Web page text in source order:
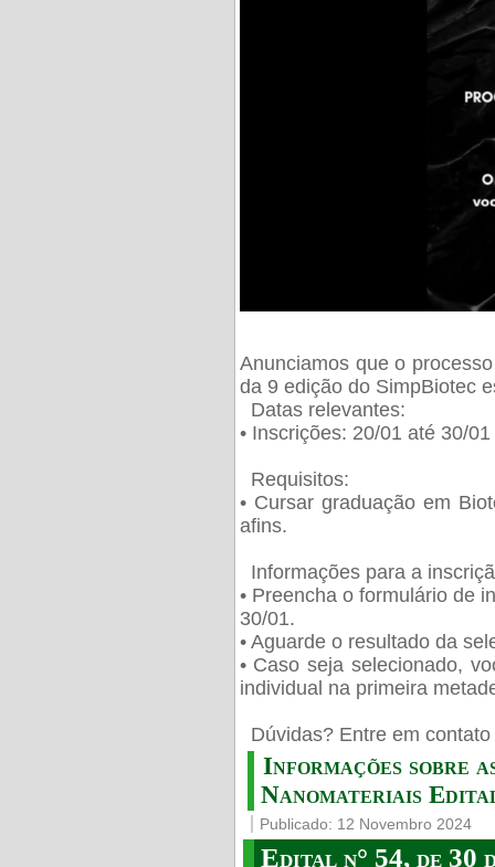
Anunciamos que o
da 9 edição do SimpBiotec
Datas relevantes:
• Inscrições: 20/01 até 30/01
Requisitos:
• Cursar graduação em
afins.
Informações para a
• Preencha o formulário de
30/01.
• Aguarde o resultado da
• Caso seja selecionado,
individual na primeira
Dúvidas? Entre em
Informações sobre
Nanomateriais
Publicado: 12 Novembro 2024
Edital n° 54, de 30